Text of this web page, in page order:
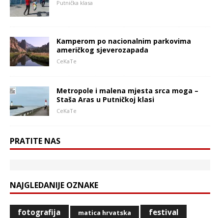
Putnička klasa
Kamperom po nacionalnim parkovima
američkog sjeverozapada
CeKaTe
Metropole i malena mjesta srca moga –
Staša Aras u Putničkoj klasi
CeKaTe
PRATITE NAS
NAJGLEDANIJE OZNAKE
fotografija matica hrvatska festival